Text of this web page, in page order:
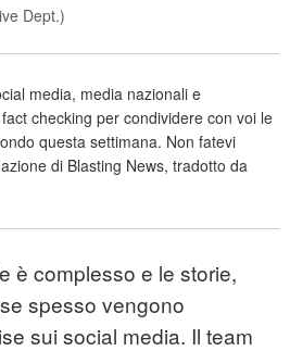
Dept.)
media, media nazionali e
checking per condividere con voi le
questa settimana. Non fatevi
di Blasting News, tradotto da
è complesso e le storie,
spesso vengono
sui social media. Il team